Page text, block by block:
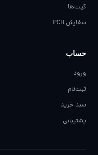
کیت‌ها
سفارش PCB
حساب
ورود
ثبت‌نام
سبد خرید
پشتیبانی